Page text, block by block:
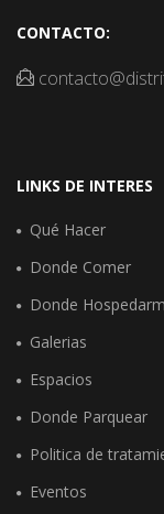
CONTACTO:
LINKS DE INTERES
Qué Hacer
Donde Comer
Donde
Galerias
Espacios
Donde Parquear
Politica de
Eventos